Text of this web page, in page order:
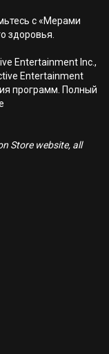
с «Мерами
здоровья.
Entertainment Inc.,
Entertainment
программ. Полный
Store website, all